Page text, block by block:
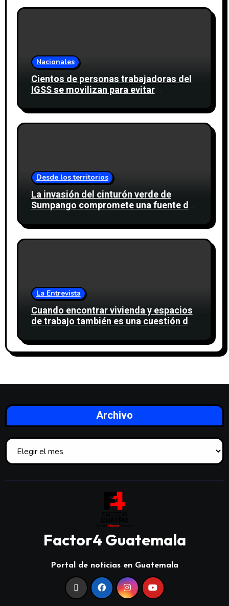
Nacionales
Cientos de personas trabajadoras del
IGSS se movilizan para evitar
Desde los territorios
La invasión del cinturón verde de
Sumpango compromete una fuente de
La Entrevista
Cuando encontrar vivienda y espacios
de trabajo también es una cuestión de
Archivo
Factor4 Guatemala
Portal de noticias en Guatemala